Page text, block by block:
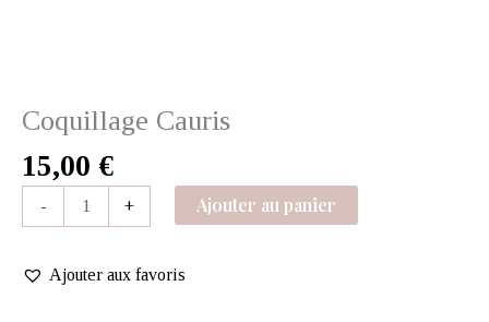
Coquillage Cauris
15,00 €
- + Ajouter au panier
Ajouter aux favoris